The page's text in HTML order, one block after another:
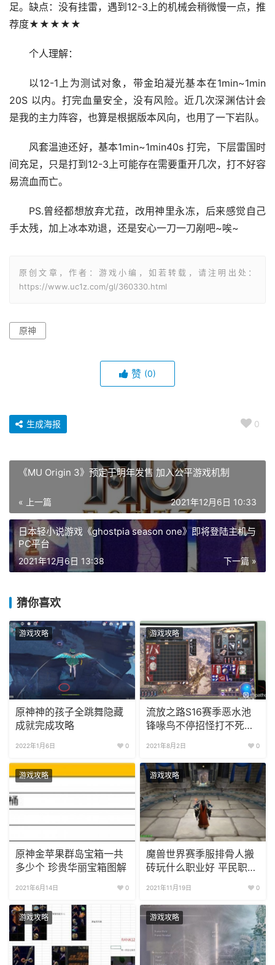
足。缺点：没有挂雷，遇到12-3上的机械会稍微慢一点，推
荐度★★★★★
个人理解：
以12-1上为测试对象，带金珀凝光基本在1min~1min
20S 以内。打完血量安全，没有风险。近几次深渊估计会
是我的主力阵容，也算是根据版本风向，也用了一下岩队。
风套温迪还好，基本1min~1min40s 打完，下层雷国时
间充足，只是打到12-3上可能存在需要重开几次，打不好容
易流血而亡。
PS.曾经都想放弃尤菈，改用神里永冻，后来感觉自己
手太残，加上冰本劝退，还是安心一刀一刀剐吧~唉~
原创文章，作者：游戏小编，如若转载，请注明出处：
https://www.uc1z.com/gl/360330.html
原神
赞 (0)
0
生成海报
《MU Origin 3》预定于明年发售 加入公平游戏机制
« 上一篇 2021年12月6日 10:33
日本轻小说游戏《ghostpia season one》即将登陆主机与
PC平台
下一篇 »
2021年12月6日 13:38
猜你喜欢
游戏攻略
原神神的孩子全跳舞隐藏
成就完成攻略
2022年1月6日 0
游戏攻略
流放之路S16赛季恶水池
锋喙鸟不停招怪打不死怎
2021年8月2日 0
游戏攻略
原神金苹果群岛宝箱一共
多少个 珍贵华丽宝箱图解
2021年6月14日 0
游戏攻略
魔兽世界赛季服排骨人搬
砖玩什么职业好 平民职业
2021年11月19日 0
游戏攻略 游戏攻略